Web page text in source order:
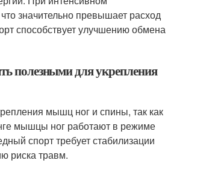
значительно превышает расход
способствует улучшению обмена
полезными для укрепления
мышц ног и спины, так как
мышцы ног работают в режиме
спорт требует стабилизации
риска травм.